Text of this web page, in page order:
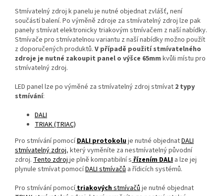
Stmívatelný zdroj k panelu je nutné objednat zvlášť, není
součástí balení. Po výměně zdroje za stmívatelný zdroj lze pak
panely stmívat elektronicky triakovým stmívačem z naší nabídky.
Stmívače pro stmívatelnou variantu z naší nabídky možno použít
z doporučených produktů. V případě použití stmívatelného
zdroje je nutné zakoupit panel o výšce 65mm kvůli místu pro
stmívatelný zdroj.
LED panel lze po výměné za stmívatelný zdroj stmívat 2 typy
stmívání:
DALI
TRIAK (TRIAC)
Pro stmívání pomocíDALI protokoluje nutné objednatDALI
stmívatelný zdroj, který vyměníte za nestmívatelný původní
zdroj. Tento zdrojje plně kompatibilní sřízením DALI a lze jej
plynule stmívat pomocíDALI stmívačů a řídicích systémů.
Pro stmívání pomocítriakovýchstmívačůje nutné objednat